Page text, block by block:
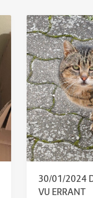
30/01/2024
VU ERRANT